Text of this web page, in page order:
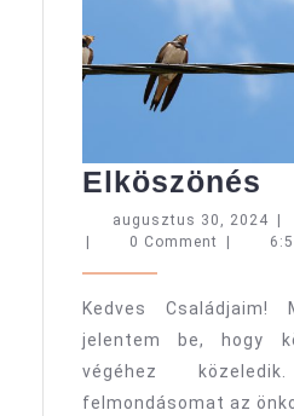
Elköszönés
augusztus 30, 2024
30,
|
Dr.
| 0 Comment |
Kedves Családjaim!
jelentem be, hogy
végéhez
felmondásomat az